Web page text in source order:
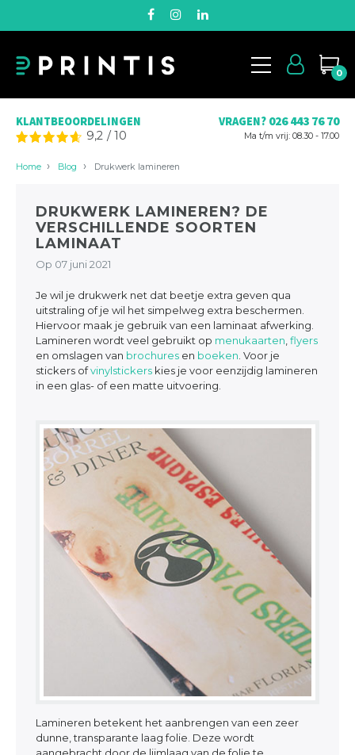
0
KLANTBEOORDELINGEN
9,2 /10
VRAGEN? 026 443 76 70
Ma t/m vrij: 08.30 - 17.00
Home Blog Drukwerk lamineren
DRUKWERK LAMINEREN? DE
VERSCHILLENDE SOORTEN
LAMINAAT
Op 07 juni 2021
Je wil je drukwerk net dat beetje extra geven qua
uitstraling of je wil het simpelweg extra beschermen.
Hiervoor maak je gebruik van een laminaat afwerking.
Lamineren wordt veel gebruikt op menukaarten flyers
en omslagen van brochures en boeken . Voor je
stickers ofvinylstickers kies je voor eenzijdig lamineren
in een glas- of een matte uitvoering.
Lamineren betekent het aanbrengen van een zeer
dunne, transparante laag folie. Deze wordt